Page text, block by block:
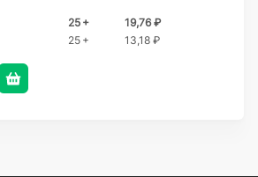
25 +
19,76 ₽
25 +
13,18 ₽